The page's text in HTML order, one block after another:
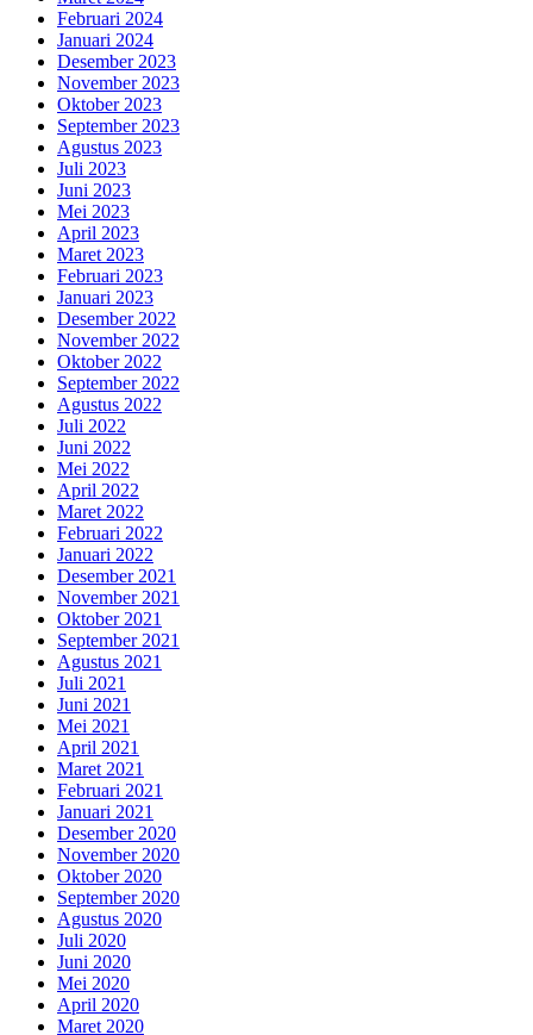
Februari 2024
Januari 2024
Desember 2023
November 2023
Oktober 2023
September 2023
Agustus 2023
Juli 2023
Juni 2023
Mei 2023
April 2023
Maret 2023
Februari 2023
Januari 2023
Desember 2022
November 2022
Oktober 2022
September 2022
Agustus 2022
Juli 2022
Juni 2022
Mei 2022
April 2022
Maret 2022
Februari 2022
Januari 2022
Desember 2021
November 2021
Oktober 2021
September 2021
Agustus 2021
Juli 2021
Juni 2021
Mei 2021
April 2021
Maret 2021
Februari 2021
Januari 2021
Desember 2020
November 2020
Oktober 2020
September 2020
Agustus 2020
Juli 2020
Juni 2020
Mei 2020
April 2020
Maret 2020